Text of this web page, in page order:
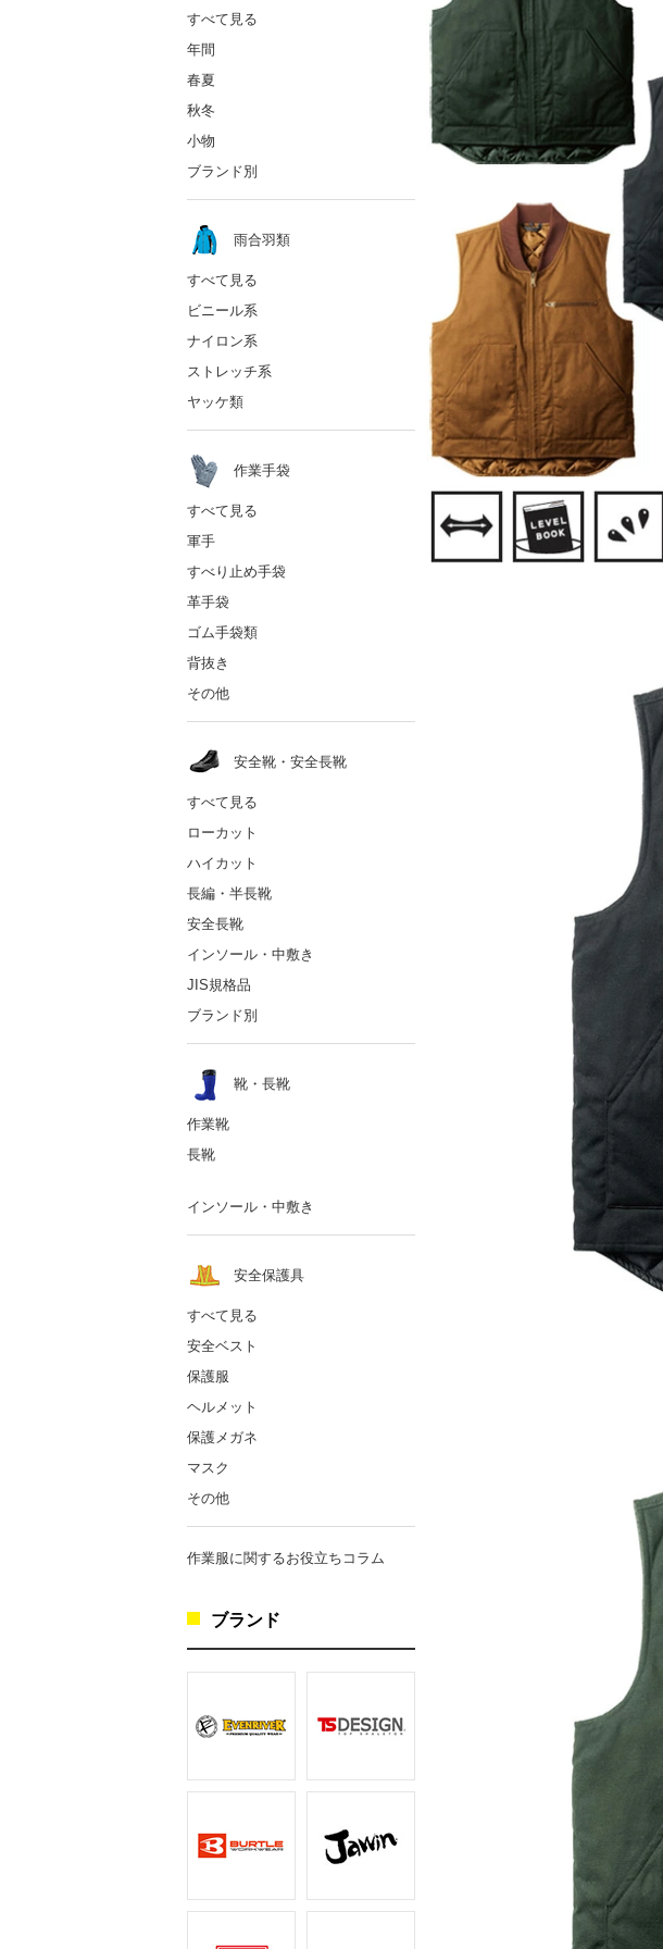
すべて見る
年間
春夏
秋冬
小物
ブランド別
雨合羽類
すべて見る
ビニール系
ナイロン系
ストレッチ系
ヤッケ類
作業手袋
すべて見る
軍手
すべり止め手袋
革手袋
ゴム手袋類
背抜き
その他
安全靴・安全長靴
すべて見る
ローカット
ハイカット
長編・半長靴
安全長靴
インソール・中敷き
JIS規格品
ブランド別
靴・長靴
作業靴
長靴
インソール・中敷き
安全保護具
すべて見る
安全ベスト
保護服
ヘルメット
保護メガネ
マスク
その他
作業服に関するお役立ちコラム
ブランド